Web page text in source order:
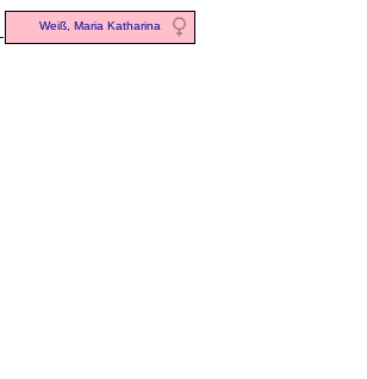
Weiß, Maria Katharina